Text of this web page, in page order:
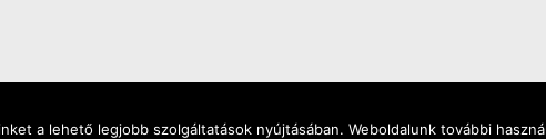
a lehető legjobb szolgáltatások nyújtásában. Weboldalunk további